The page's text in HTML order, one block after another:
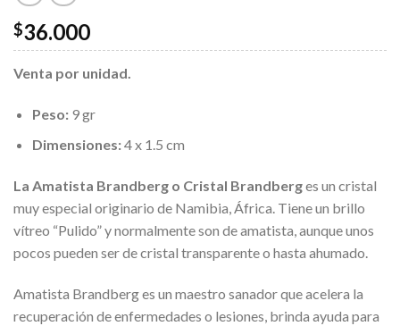
$36.000
Venta por unidad.
Peso: 9 gr
Dimensiones:4 x 1.5 cm
La Amatista Brandberg o Cristal Brandberges un cristal
muy especial originario de Namibia, África. Tiene un brillo
vítreo “Pulido” y normalmente son de amatista, aunque unos
pocos pueden ser de cristal transparente o hasta ahumado.
Amatista Brandberg es un maestro sanador que acelera la
recuperación de enfermedades o lesiones, brinda ayuda para